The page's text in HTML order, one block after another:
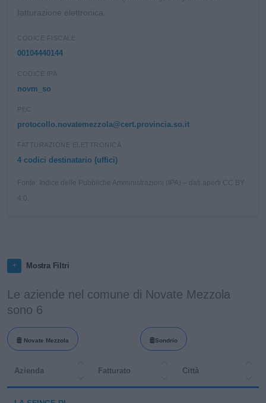
fatturazione elettronica.
CODICE FISCALE
00104440144
CODICE IPA
novm_so
PEC
protocollo.novatemezzola@cert.provincia.so.it
FATTURAZIONE ELETTRONICA
4 codici destinatario (uffici)
Fonte: Indice delle Pubbliche Amministrazioni (IPA) – dati aperti CC BY
Mostra Filtri
Le aziende nel comune di Novate Mezzola
sono 6
Novate Mezzola Sondrio
Azienda Fatturato Città